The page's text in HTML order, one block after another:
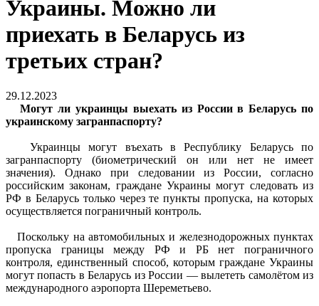
Украины. Можно ли
приехать в Беларусь из
третьих стран?
29.12.2023
Могут ли украинцы выехать из России в Беларусь по
украинскому загранпаспорту?
Украинцы могут въехать в Республику Беларусь по
загранпаспорту (биометрический он или нет не имеет
значения). Однако при следовании из России, согласно
российским законам, граждане Украины могут следовать из
РФ в Беларусь только через те пункты пропуска, на которых
осуществляется пограничный контроль.
Поскольку на автомобильных и железнодорожных пунктах
пропуска границы между РФ и РБ нет пограничного
контроля, единственный способ, которым граждане Украины
могут попасть в Беларусь из России — вылететь самолётом из
международного аэропорта Шереметьево.